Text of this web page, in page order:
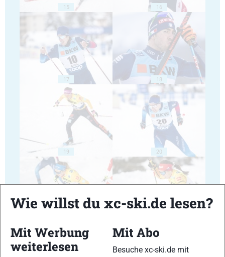
15 16
17 18
19 20
Wie willst du xc-ski.de lesen?
Mit Werbung
weiterlesen
Mit Abo
Besuche xc-ski.de mit